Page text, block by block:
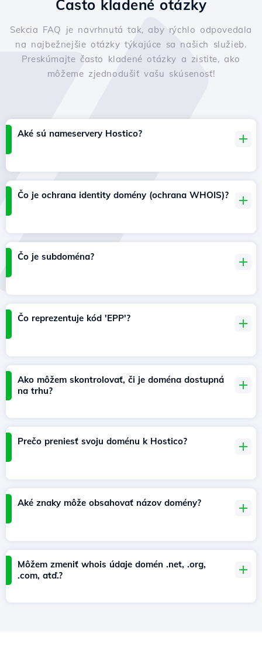
Často kladené otázky
Sekcia FAQ je navrhnutá tak, aby rýchlo odpovedala
na najbežnejšie otázky týkajúce sa našich služieb.
Preskúmajte často kladené otázky a zistite, ako
môžeme zjednodušiť vašu skúsenosť!
Aké sú nameservery Hostico?
Čo je ochrana identity domény (ochrana WHOIS)?
Čo je subdoména?
Čo reprezentuje kód 'EPP'?
Ako môžem skontrolovať, či je doména dostupná
na trhu?
Prečo preniesť svoju doménu k Hostico?
Aké znaky môže obsahovať názov domény?
Môžem zmeniť whois údaje domén .net, .org,
.com, atď.?